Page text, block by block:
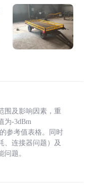
围及影响因素，重
为-3dBm
参考值表格。同时
、连接器问题）及
题。